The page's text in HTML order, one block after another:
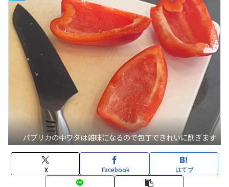
パプリカの中ワタは雑味になるので包丁できれいに削ぎます
X Facebook はてブ